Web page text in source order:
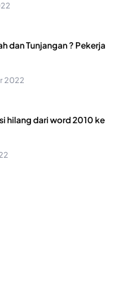
dan Tunjangan ? Pekerja
2022
hilang dari word 2010 ke